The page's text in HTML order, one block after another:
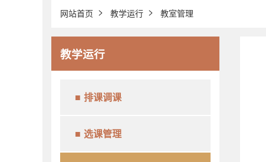
网站首页 > 教学运行 > 教室管理
教学运行
排课调课
选课管理